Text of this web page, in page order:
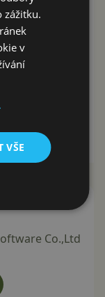
Co.,Ltd
zážitku.
v
VŠE